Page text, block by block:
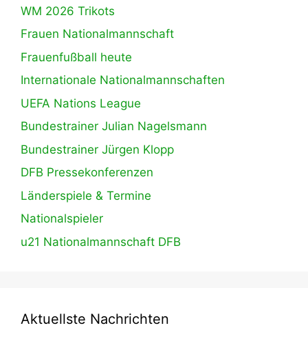
WM 2026 Trikots
Frauen Nationalmannschaft
Frauenfußball heute
Internationale Nationalmannschaften
UEFA Nations League
Bundestrainer Julian Nagelsmann
Bundestrainer Jürgen Klopp
DFB Pressekonferenzen
Länderspiele & Termine
Nationalspieler
u21 Nationalmannschaft DFB
Aktuellste Nachrichten